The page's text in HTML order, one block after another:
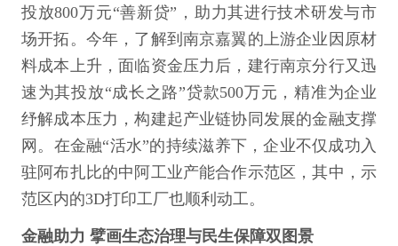
投放800万元“善新贷”，助力其进行技术研发与市
场开拓。今年，了解到南京嘉翼的上游企业因原材
料成本上升，面临资金压力后，建行南京分行又迅
速为其投放“成长之路”贷款500万元，精准为企业
纾解成本压力，构建起产业链协同发展的金融支撑
网。在金融“活水”的持续滋养下，企业不仅成功入
驻阿布扎比的中阿工业产能合作示范区，其中，示
范区内的3D打印工厂也顺利动工。
金融助力 擘画生态治理与民生保障双图景